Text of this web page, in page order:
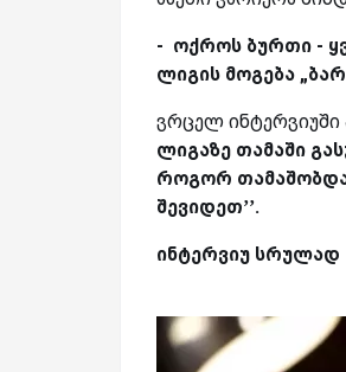
- ოქროს ბურთი -
ლიგის მოგება
ვრცელ ინტერვიუში
ლიგაზე თამაში
როგორ თამაშობდა
შევიდეთ’’.
ინტერვიუ სრულად